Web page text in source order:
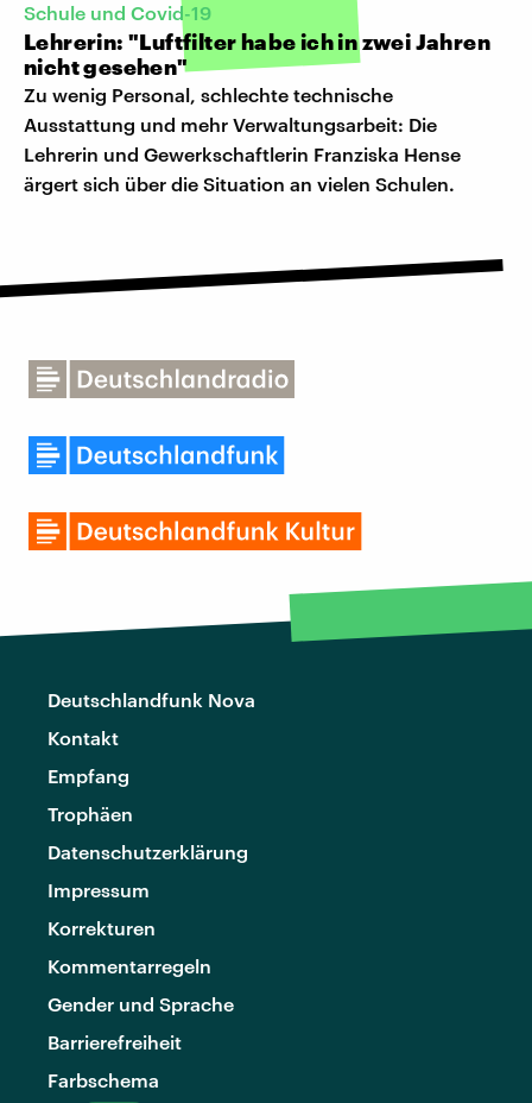
Schule und Covid-19
Lehrerin: "Luftfilter habe ich in zwei Jahren
nicht gesehen"
Zu wenig Personal, schlechte technische
Ausstattung und mehr Verwaltungsarbeit: Die
Lehrerin und Gewerkschaftlerin Franziska Hense
ärgert sich über die Situation an vielen Schulen.
Deutschlandfunk Nova
Kontakt
Empfang
Trophäen
Datenschutzerklärung
Impressum
Korrekturen
Kommentarregeln
Gender und Sprache
Barrierefreiheit
Farbschema